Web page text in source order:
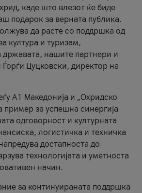
каде што влезот ќе биде
подарок за верната публика.
да расте со поддршка од
култура и туризам,
државата, нашите партнери и
Ѓорѓи Цуцковски, директор на
A1 Македонија и „Охридско
пример за успешна синергија
одговорност и културната
логистичка и техничка
достапноста до
технологијата и уметноста
начин.
за континуираната поддршка